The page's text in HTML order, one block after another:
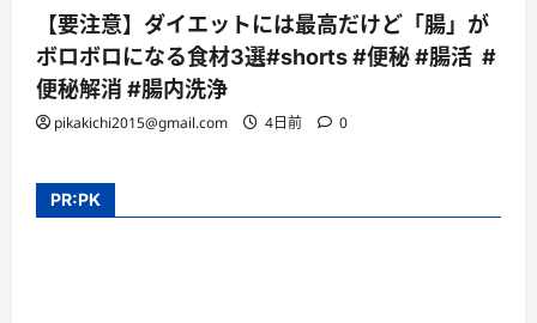
【要注意】ダイエットには最高だけど「腸」が
ボロボロになる食材3選#shorts #便秘 #腸活 #
便秘解消 #腸内洗浄
pikakichi2015@gmail.com 4日前 0
PR:PK